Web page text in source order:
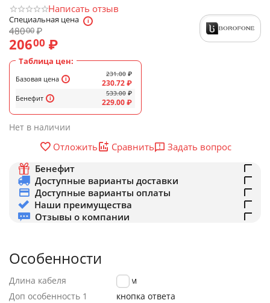
Написать отзыв
Специальная цена
48000₽
20600 ₽
Таблица цен:
Базовая цена
Бенефит
231.00 ₽
230.72₽
533.00 ₽
229.00₽
Нет в наличии
Отложить Сравнить
Задать вопрос
Бенефит
Доступные варианты доставки
Доступные варианты оплаты
Наши преимущества
Отзывы о компании
Особенности
Длина кабеля
1.2 м
Доп особенность 1
кнопка ответа